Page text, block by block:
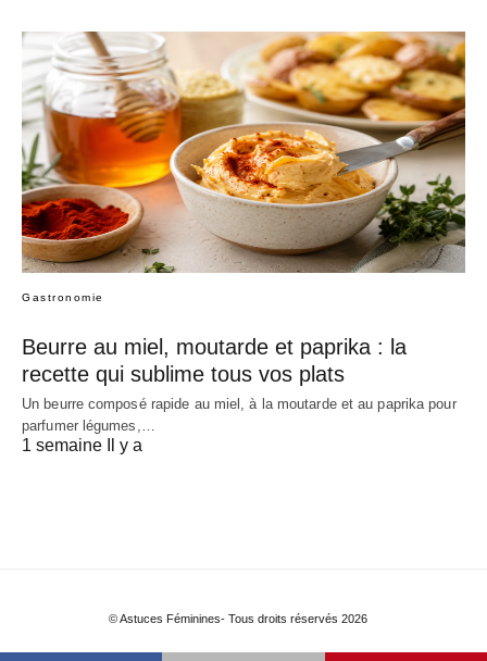
Gastronomie
Beurre au miel, moutarde et paprika : la
recette qui sublime tous vos plats
Un beurre composé rapide au miel, à la moutarde et au paprika pour
parfumer légumes,…
1 semaine Il y a
© Astuces Féminines- Tous droits réservés 2026